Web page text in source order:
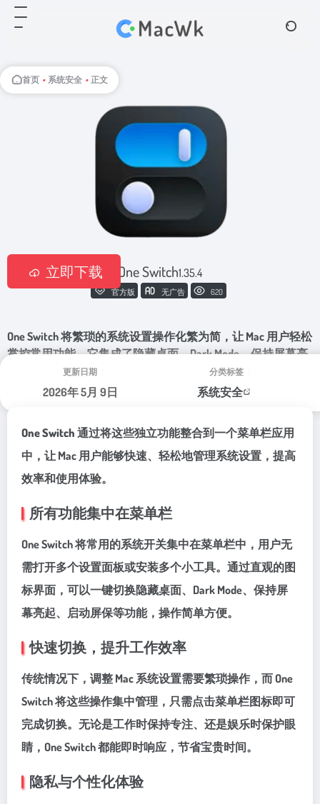
首页 • 系统安全 • 正文
One Switch1.35.4
官方版 无广告 620
One Switch 将繁琐的系统设置操作化繁为简，让 Mac 用户轻松
掌控常用功能。它集成了隐藏桌面、Dark Mode、保持屏幕亮
起及屏保开关等实用功能，是提升效率和优化使用体验的必
备工具。
更新日期：
2026年 5月 9日
分类标签：
系统安全
立即下载
One Switch 通过将这些独立功能整合到一个菜单栏应用
中，让 Mac 用户能够快速、轻松地管理系统设置，提高
效率和使用体验。
所有功能集中在菜单栏
One Switch 将常用的系统开关集中在菜单栏中，用户无
需打开多个设置面板或安装多个小工具。通过直观的图
标界面，可以一键切换隐藏桌面、Dark Mode、保持屏
幕亮起、启动屏保等功能，操作简单方便。
快速切换，提升工作效率
传统情况下，调整 Mac 系统设置需要繁琐操作，而 One
Switch 将这些操作集中管理，只需点击菜单栏图标即可
完成切换。无论是工作时保持专注、还是娱乐时保护眼
睛，One Switch 都能即时响应，节省宝贵时间。
隐私与个性化体验